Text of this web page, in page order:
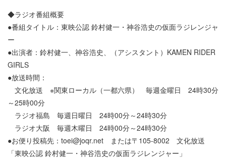
◆ラジオ番組概要
●番組タイトル：東映公認 鈴村健一・神谷浩史の仮面ラジレンジャ
ー
●出演者：鈴村健一、神谷浩史、（アシスタント）KAMEN RIDER
GIRLS
●放送時間：
文化放送 ※関東ローカル（一都六県） 毎週金曜日 24時30分
～25時00分
ラジオ福島 毎週日曜日 24時00分～24時30分
ラジオ大阪 毎週木曜日 24時00分～24時30分
●お便り投稿先：toei@joqr.net または〒105-8002 文化放送
「東映公認 鈴村健一・神谷浩史の仮面ラジレンジャー」